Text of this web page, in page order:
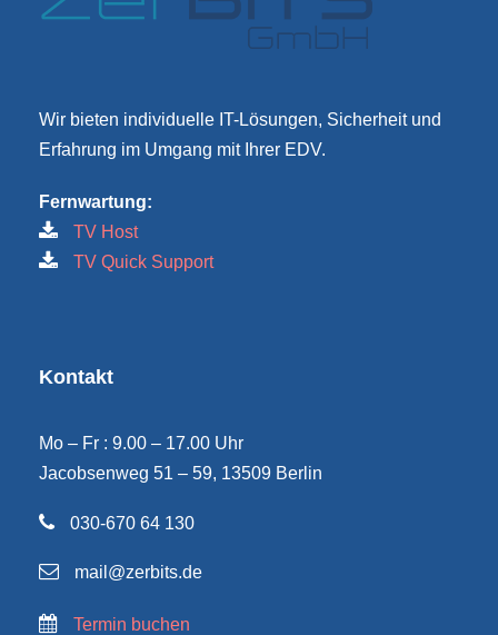
Wir bieten individuelle IT-Lösungen, Sicherheit und
Erfahrung im Umgang mit Ihrer EDV.
Fernwartung:
TV Host
TV Quick Support
Kontakt
Mo – Fr : 9.00 – 17.00 Uhr
Jacobsenweg 51 – 59, 13509 Berlin
030-670 64 130
mail@zerbits.de
Termin buchen